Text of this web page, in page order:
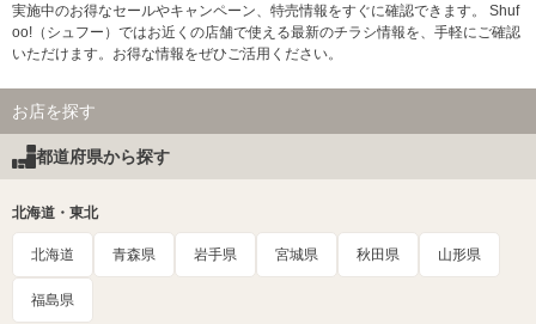
実施中のお得なセールやキャンペーン、特売情報をすぐに確認できます。 Shuf
oo!（シュフー）ではお近くの店舗で使える最新のチラシ情報を、手軽にご確認
いただけます。お得な情報をぜひご活用ください。
お店を探す
都道府県から探す
北海道・東北
北海道 青森県 岩手県 宮城県 秋田県 山形県
福島県